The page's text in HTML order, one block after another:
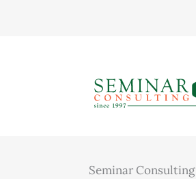
Seminar